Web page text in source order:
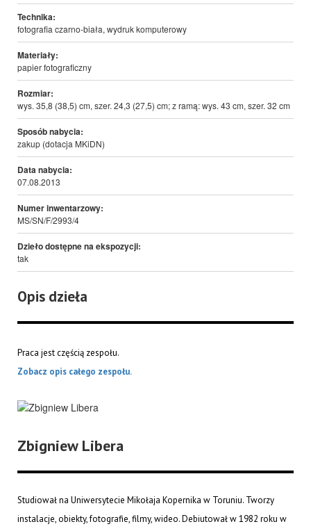
Technika:
fotografia czarno-biała, wydruk komputerowy
Materiały:
papier fotograficzny
Rozmiar:
wys. 35,8 (38,5) cm, szer. 24,3 (27,5) cm; z ramą: wys. 43 cm, szer. 32 cm
Sposób nabycia:
zakup (dotacja MKiDN)
Data nabycia:
07.08.2013
Numer inwentarzowy:
MS/SN/F/2993/4
Dzieło dostępne na ekspozycji:
tak
Opis dzieła
Praca jest częścią zespołu.
Zobacz opis całego zespołu.
Zbigniew Libera
Studiował na Uniwersytecie Mikołaja Kopernika w Toruniu. Tworzy
instalacje, obiekty, fotografie, filmy, wideo. Debiutował w 1982 roku w